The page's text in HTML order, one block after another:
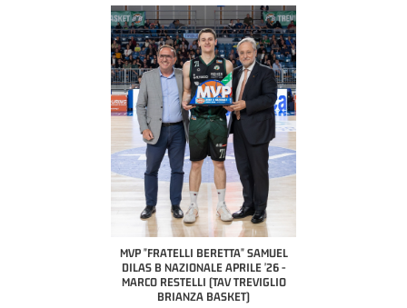
MVP "FRATELLI BERETTA" SAMUEL
DILAS B NAZIONALE APRILE '26 -
MARCO RESTELLI (TAV TREVIGLIO
BRIANZA BASKET)